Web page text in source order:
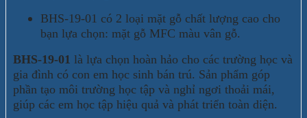
BHS-19-01 có 2 loại mặt gỗ chất lượng cao cho
bạn lựa chọn: mặt gỗ MFC màu vân gỗ.
BHS-19-01 là lựa chọn hoàn hảo cho các trường học và
gia đình có con em học sinh bán trú. Sản phẩm góp
phần tạo môi trường học tập và nghỉ ngơi thoải mái,
giúp các em học tập hiệu quả và phát triển toàn diện.